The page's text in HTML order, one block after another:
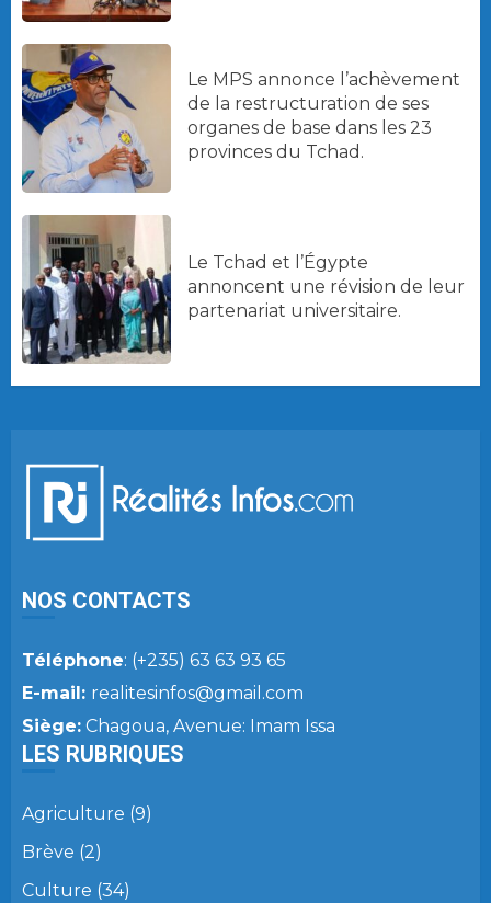
Le MPS annonce l’achèvement
de la restructuration de ses
organes de base dans les 23
provinces du Tchad.
Le Tchad et l’Égypte
annoncent une révision de leur
partenariat universitaire.
NOS CONTACTS
Téléphone: (+235) 63 63 93 65
E-mail: realitesinfos@gmail.com
Siège: Chagoua, Avenue: Imam Issa
LES RUBRIQUES
Agriculture (9)
Brève (2)
Culture (34)